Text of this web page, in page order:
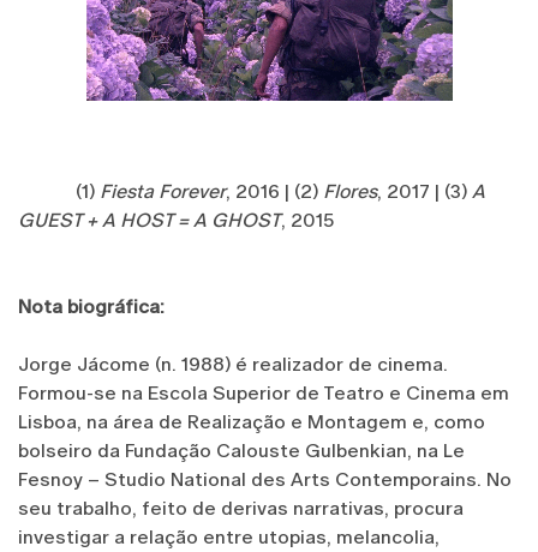
(1) Fiesta Forever, 2016 | (2) Flores, 2017 | (3) A
GUEST + A HOST = A GHOST, 2015
Nota biográfica:
Jorge Jácome (n. 1988) é realizador de cinema.
Formou-se na Escola Superior de Teatro e Cinema em
Lisboa, na área de Realização e Montagem e, como
bolseiro da Fundação Calouste Gulbenkian, na Le
Fesnoy – Studio National des Arts Contemporains. No
seu trabalho, feito de derivas narrativas, procura
investigar a relação entre utopias, melancolia,